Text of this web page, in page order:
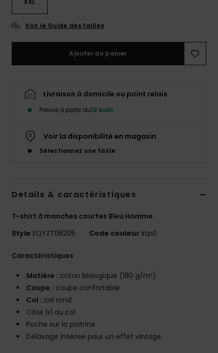
Voir le Guide des tailles
Ajouter au panier
Livraison à domicile ou point relais
Prévue à partir du12 août
Voir la disponibilité en magasin
Sélectionnez une taille
Details & caractéristiques
T-shirt à manches courtes Bleu Homme
Style EQYZT08205 Code couleur ktp0
Caractéristiques
Matière : coton biologique (180 g/m²)
Coupe : coupe confortable
Col : col rond
Côte 1x1 au col
Poche sur la poitrine
Délavage intense pour un effet vintage